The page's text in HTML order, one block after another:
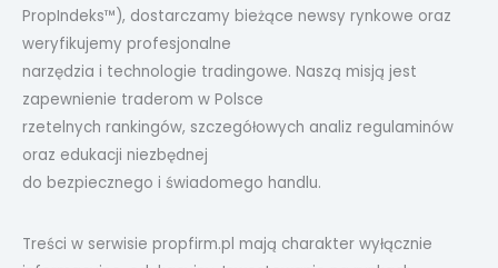
PropIndeks™), dostarczamy bieżące newsy rynkowe oraz
weryfikujemy profesjonalne
narzędzia i technologie tradingowe. Naszą misją jest
zapewnienie traderom w Polsce
rzetelnych rankingów, szczegółowych analiz regulaminów
oraz edukacji niezbędnej
do bezpiecznego i świadomego handlu.
Treści w serwisie propfirm.pl mają charakter wyłącznie